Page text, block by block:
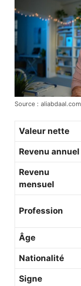
Source : aliabdaal.com
Valeur nette
Revenu annuel
Revenu
mensuel
Profession
Âge
Nationalité
Signe